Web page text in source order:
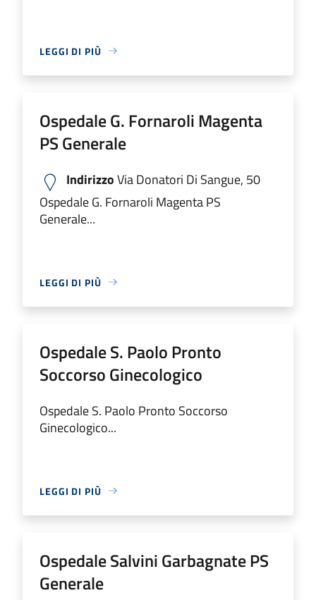
LEGGI DI PIÙ
Ospedale G. Fornaroli Magenta
PS Generale
IndirizzoVia Donatori Di Sangue, 50
Ospedale G. Fornaroli Magenta PS
Generale...
LEGGI DI PIÙ
Ospedale S. Paolo Pronto
Soccorso Ginecologico
Ospedale S. Paolo Pronto Soccorso
Ginecologico...
LEGGI DI PIÙ
Ospedale Salvini Garbagnate PS
Generale